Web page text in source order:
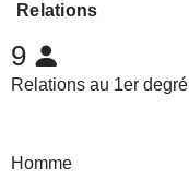
Relations
9
Relations au 1er degré
Homme